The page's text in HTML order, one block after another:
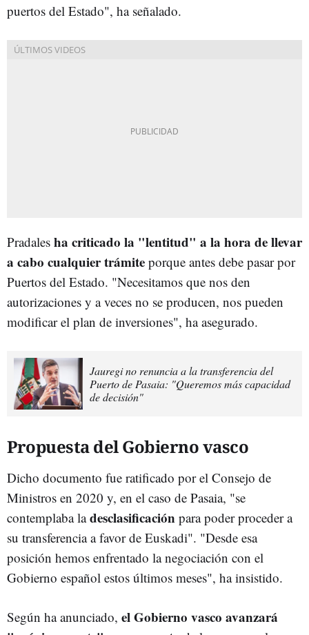
puertos del Estado", ha señalado.
Pradales ha criticado la "lentitud" a la hora de llevar
a cabo cualquier trámite porque antes debe pasar por
Puertos del Estado. "Necesitamos que nos den
autorizaciones y a veces no se producen, nos pueden
modificar el plan de inversiones", ha asegurado.
Jauregi no renuncia a la transferencia del
Puerto de Pasaia: "Queremos más capacidad
de decisión"
Propuesta del Gobierno vasco
Dicho documento fue ratificado por el Consejo de
Ministros en 2020 y, en el caso de Pasaia, "se
contemplaba ladesclasificación para poder proceder a
su transferencia a favor de Euskadi". "Desde esa
posición hemos enfrentado la negociación con el
Gobierno español estos últimos meses", ha insistido.
Según ha anunciado, el Gobierno vasco avanzará